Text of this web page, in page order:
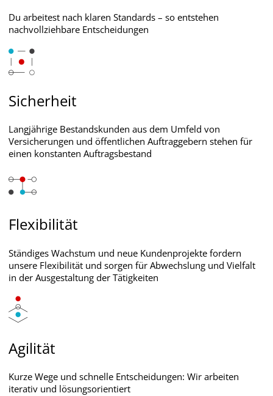
Du arbeitest nach klaren Standards – so entstehen
nachvollziehbare Entscheidungen
Sicherheit
Langjährige Bestandskunden aus dem Umfeld von
Versicherungen und öffentlichen Auftraggebern stehen für
einen konstanten Auftragsbestand
Flexibilität
Ständiges Wachstum und neue Kundenprojekte fordern
unsere Flexibilität und sorgen für Abwechslung und Vielfalt
in der Ausgestaltung der Tätigkeiten
Agilität
Kurze Wege und schnelle Entscheidungen: Wir arbeiten
iterativ und lösungsorientiert